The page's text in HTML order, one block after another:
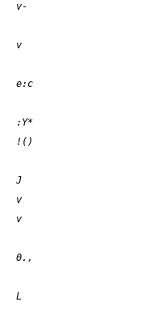
v-
v
e:c
:Y*
!()
J
v
v
0.,
L